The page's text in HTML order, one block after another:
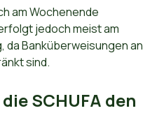
am Wochenende
jedoch meist am
Banküberweisungen an
sind.
SCHUFA den